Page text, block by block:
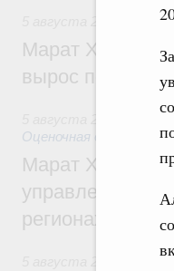
Марат
вырос почти на
Оценочная
Марат
управление
регионах